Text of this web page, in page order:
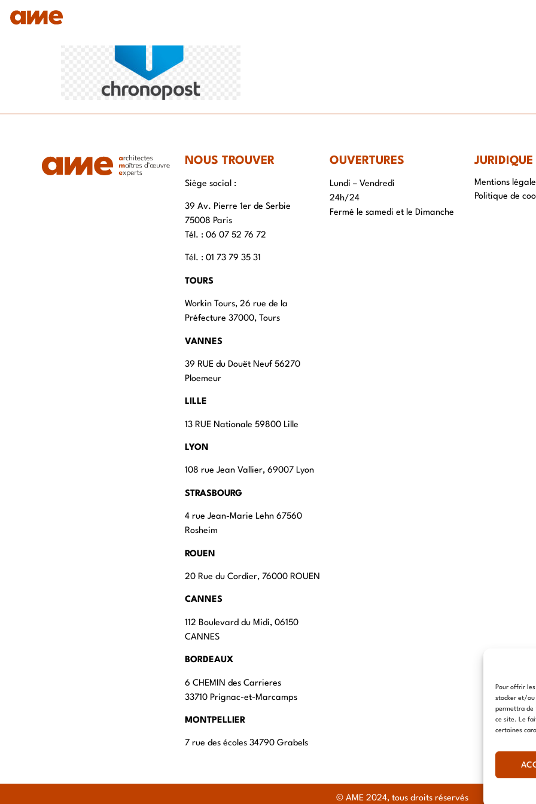
Pour offrir
stocker et/ou
permettra de
ce site. Le
certaines
NOUS TROUVER
Siège social :
39 Av. Pierre 1er de Serbie
75008 Paris
Tél. : ‭06 07 52 76 72
Tél. : 01 73 79 35 31
TOURS
Workin Tours, 26 rue de la
Préfecture 37000, Tours
VANNES
39 RUE du Douët Neuf 56270
Ploemeur
LILLE
13 RUE Nationale 59800 Lille
LYON
108 rue Jean Vallier, 69007 Lyon
STRASBOURG
4 rue Jean-Marie Lehn 67560
Rosheim
ROUEN
20 Rue du Cordier, 76000 ROUEN
CANNES
112 Boulevard du Midi, 06150
CANNES
BORDEAUX
6 CHEMIN des Carrieres
33710 Prignac-et-Marcamps
MONTPELLIER
7 rue des écoles 34790 Grabels
OUVERTURES
Lundi – Vendredi
24h/24
Fermé le samedi et le Dimanche
JURIDIQUE
Mentions
Politique de
© AME 2024, tous droits réservés